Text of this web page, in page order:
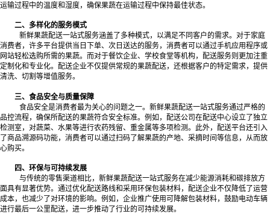
运输过程中的温度和湿度，确保果蔬在运输过程中保持最佳状态。
二、多样化的服务模式
新鲜果蔬配送一站式服务涵盖了多种模式，以满足不同客户的需求。对于家庭
消费者，许多平台提供当日下单、次日送达的服务，消费者可以通过手机应用程序或
网站轻松选购所需的果蔬。而对于餐饮企业、学校食堂等机构，配送服务则更加注重
定制化和专业化。配送企业不仅提供常规的果蔬配送，还根据客户的特定需求，提供
清洗、切割等增值服务。
三、食品安全与质量保障
食品安全是消费者最为关心的问题之一。新鲜果蔬配送一站式服务通过严格的
品控流程，确保所配送的果蔬符合安全标准。例如，配送公司在配送中心设立了独立
检测室，对蔬菜、水果等进行农药残留、重金属等多项检测。此外，配送平台还引入
了商品溯源码功能，消费者可以通过扫码了解果蔬的产地、采摘时间等信息，从而放
心购买。
四、环保与可持续发展
与传统的零售渠道相比，新鲜果蔬配送一站式服务在减少能源消耗和碳排放方
面具有显著优势。通过优化配送路线和采用环保包装材料，配送企业不仅降低了运营
成本，也减少了对环境的影响。例如，企业推广使用可降解包装材料，鼓励电动车辆
进行最后一公里配送，进一步推动了行业的可持续发展。